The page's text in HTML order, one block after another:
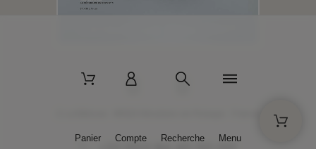
Panier Compte Recherche Menu